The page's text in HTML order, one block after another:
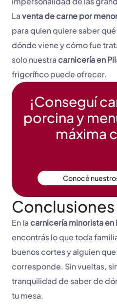
Laventa de carne por
para quien quiere saber
dónde viene y cómo fue
solo nuestracarnicería en
frigorífico puede ofrecer.
¡Conseguí
porcina y
máxima
Conocé
Conclusiones
En lacarnicería minorista en
encontrás lo que toda
buenos cortes y alguien
corresponde. Sin vueltas,
tranquilidad de saber de
tu mesa.